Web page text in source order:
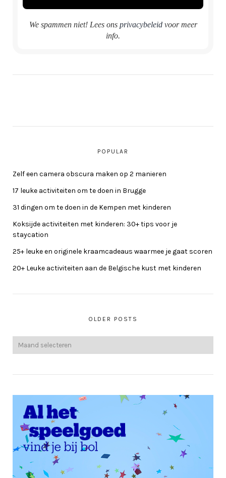
We spammen niet! Lees ons privacybeleidvoor meer
info.
POPULAR
Zelf een camera obscura maken op 2 manieren
17 leuke activiteiten om te doen in Brugge
31 dingen om te doen in de Kempen met kinderen
Koksijde activiteiten met kinderen: 30+ tips voor je
staycation
25+ leuke en originele kraamcadeaus waarmee je gaat scoren
20+ Leuke activiteiten aan de Belgische kust met kinderen
OLDER POSTS